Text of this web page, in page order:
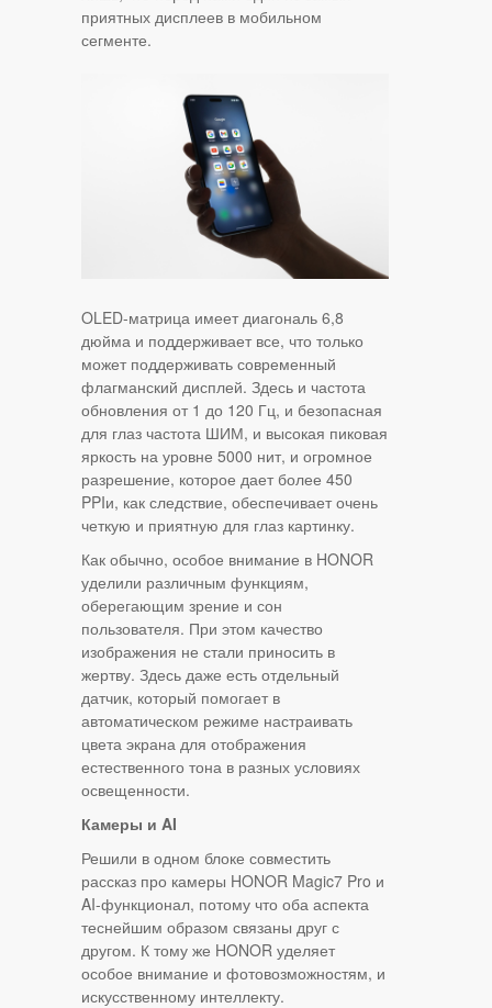
приятных дисплеев в мобильном
сегменте.
OLED-матрица имеет диагональ 6,8
дюйма и поддерживает все, что только
может поддерживать современный
флагманский дисплей. Здесь и частота
обновления от 1 до 120 Гц, и безопасная
для глаз частота ШИМ, и высокая пиковая
яркость на уровне 5000 нит, и огромное
разрешение, которое дает более 450
PPIи, как следствие, обеспечивает очень
четкую и приятную для глаз картинку.
Как обычно, особое внимание в HONOR
уделили различным функциям,
оберегающим зрение и сон
пользователя. При этом качество
изображения не стали приносить в
жертву. Здесь даже есть отдельный
датчик, который помогает в
автоматическом режиме настраивать
цвета экрана для отображения
естественного тона в разных условиях
освещенности.
Камеры и AI
Решили в одном блоке совместить
рассказ про камеры HONOR Magic7 Pro и
AI-функционал, потому что оба аспекта
теснейшим образом связаны друг с
другом. К тому же HONOR уделяет
особое внимание и фотовозможностям, и
искусственному интеллекту.